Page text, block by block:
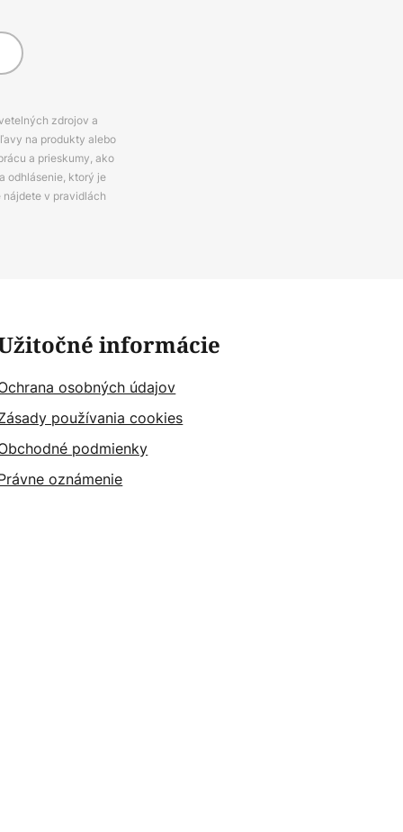
zdrojov a
na produkty alebo
a prieskumy, ako
odhlásenie, ktorý je
nájdete v pravidlách
informácie
osobných údajov
používania cookies
podmienky
oznámenie